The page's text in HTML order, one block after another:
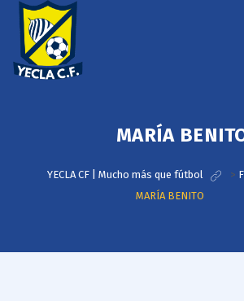
MARÍA
YECLA CF | Mucho más que fútbol >
MARÍA BENITO